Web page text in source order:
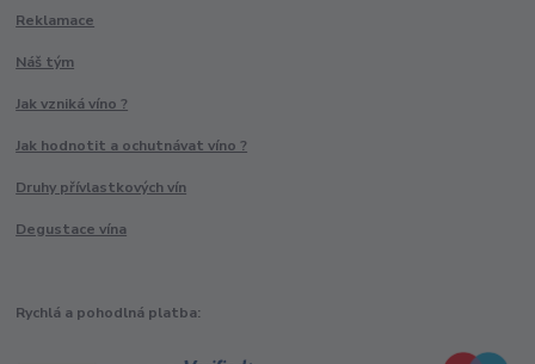
Reklamace
Náš tým
Jak vzniká víno ?
Jak hodnotit a ochutnávat víno ?
Druhy přívlastkových vín
Degustace vína
Rychlá a pohodlná platba: